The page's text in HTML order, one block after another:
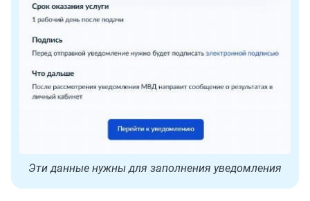
Эти данные нужны для заполнения уведомления